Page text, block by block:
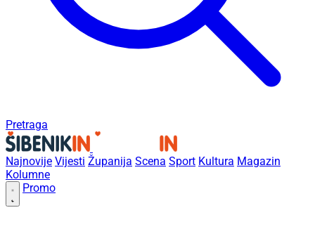
Pretraga
Najnovije Vijesti Županija Scena Sport Kultura Magazin
Kolumne
Promo